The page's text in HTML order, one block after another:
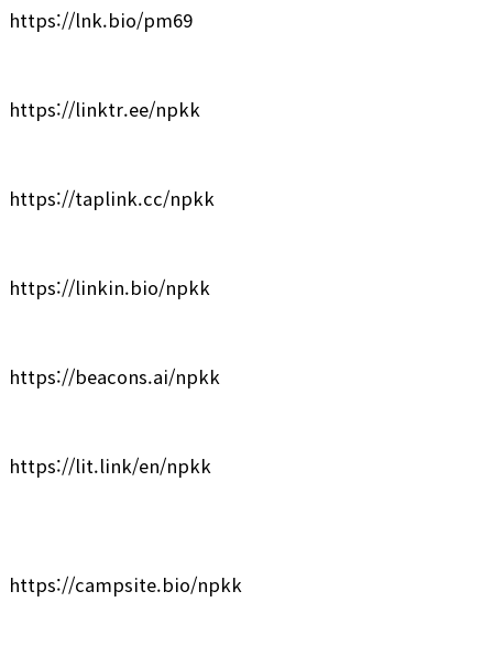
https://lnk.bio/pm69
https://linktr.ee/npkk
https://taplink.cc/npkk
https://linkin.bio/npkk
https://beacons.ai/npkk
https://lit.link/en/npkk
https://campsite.bio/npkk